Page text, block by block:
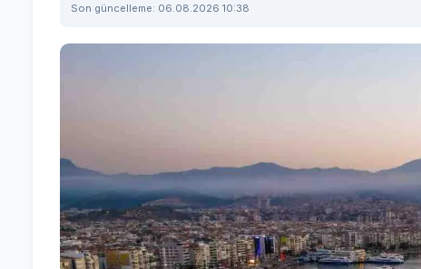
Son güncelleme: 06.08.2026 10:38